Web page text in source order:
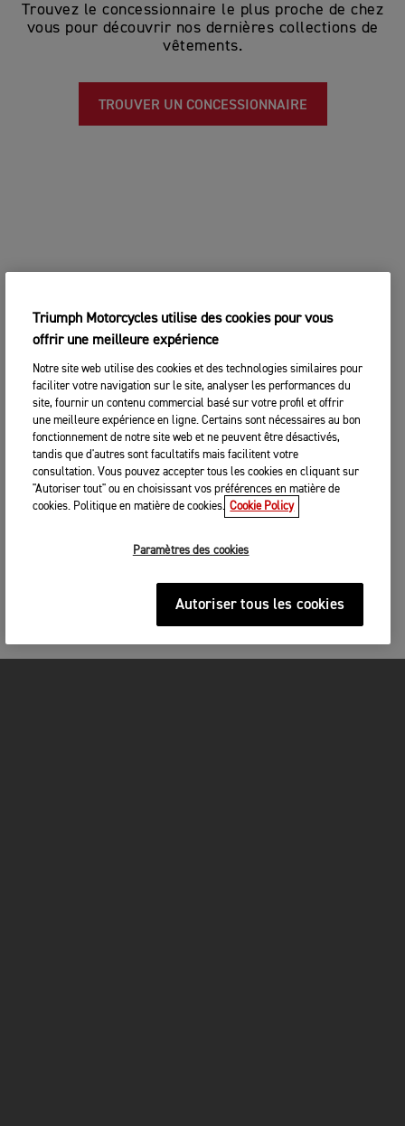
Trouvez le concessionnaire le plus proche de chez
vous pour découvrir nos dernières collections de
vêtements.
TROUVER UN CONCESSIONNAIRE
Triumph Motorcycles utilise des cookies pour vous
offrir une meilleure expérience
Notre site web utilise des cookies et des technologies similaires pour
faciliter votre navigation sur le site, analyser les performances du
site, fournir un contenu commercial basé sur votre profil et offrir
une meilleure expérience en ligne. Certains sont nécessaires au bon
fonctionnement de notre site web et ne peuvent être désactivés,
tandis que d'autres sont facultatifs mais facilitent votre
consultation. Vous pouvez accepter tous les cookies en cliquant sur
"Autoriser tout" ou en choisissant vos préférences en matière de
cookies. Politique en matière de cookies. Cookie Policy
Paramètres des cookies
Autoriser tous les cookies